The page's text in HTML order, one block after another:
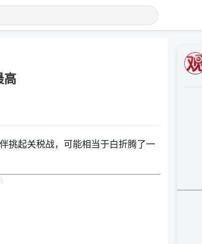
高
挑起关税战，可能相当于白折腾了一